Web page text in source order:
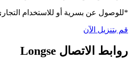
*للوصول عن بسرية أو للاستخدام
قم بتنزيل الآن
روابط الاتصال Longse